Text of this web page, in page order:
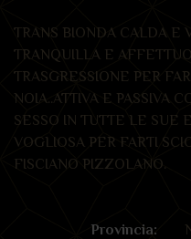
TRANS BIONDA CALDA E
TRANQUILLA E
TRASGRESSIONE PER
NOIA..ATTIVA E PASSIVA
SESSO IN TUTTE LE SUE
VOGLIOSA PER FARTI
FISCIANO PIZZOLANO.
Provincia: